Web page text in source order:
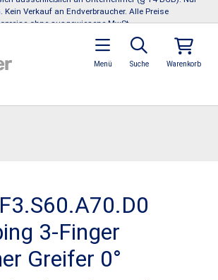
3-Finger
Greifer 0°
Warenkorb
Suche
Menü
Kein Verkauf an Endverbraucher. Alle Preise
ohne ausgewiesene MwSt.